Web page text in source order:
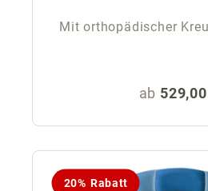
Mit orthopädischer
Regulärer
ab
20% Rabatt